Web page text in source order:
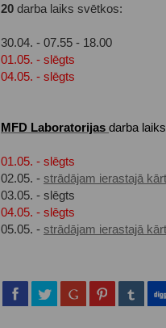
20 darba laiks svētkos:
30.04. - 07.55 - 18.00
01.05. - slēgts
04.05. - slēgts
MFD Laboratorijas darba
01.05. - slēgts
02.05. - strādājam ierastajā
03.05. - slēgts
04.05. - slēgts
05.05. - strādājam ierastajā